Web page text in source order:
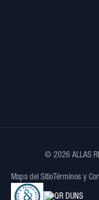
© 2026 ALLAS
Mapa del Sitio Términos y